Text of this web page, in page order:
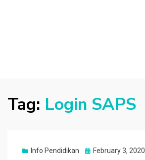
Tag: Login SAPS
Info Pendidikan
Posted
February 3, 2020